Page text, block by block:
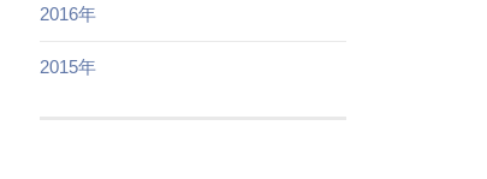
2016年
2015年